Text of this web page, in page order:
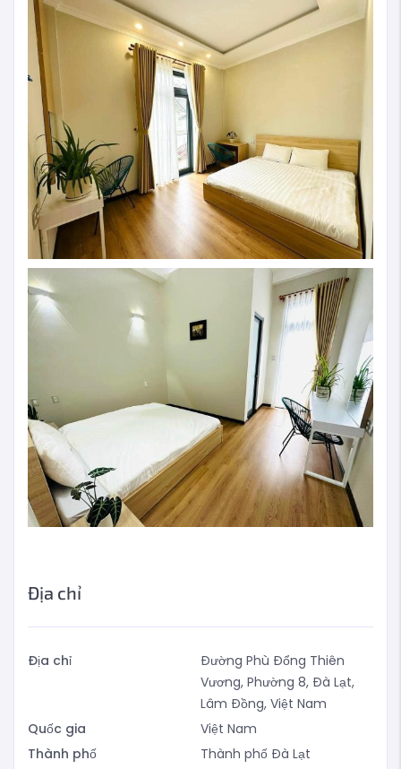
Địa chỉ
Địa chỉ
Đường Phù Đổng Thiên
Vương, Phường 8, Đà Lạt,
Lâm Đồng, Việt Nam
Quốc gia
Việt Nam
Thành phố
Thành phố Đà Lạt